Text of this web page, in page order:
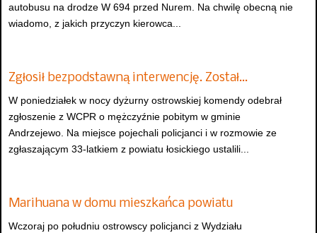
autobusu na drodze W 694 przed Nurem. Na chwilę obecną nie
wiadomo, z jakich przyczyn kierowca...
Zgłosił bezpodstawną interwencję. Został…
W poniedziałek w nocy dyżurny ostrowskiej komendy odebrał
zgłoszenie z WCPR o mężczyźnie pobitym w gminie
Andrzejewo. Na miejsce pojechali policjanci i w rozmowie ze
zgłaszającym 33-latkiem z powiatu łosickiego ustalili...
Marihuana w domu mieszkańca powiatu
Wczoraj po południu ostrowscy policjanci z Wydziału